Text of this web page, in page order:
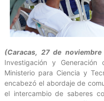
(Caracas, 27 de
Investigación y Generación
Ministerio para Ciencia y
encabezó el abordaje de
el intercambio de saberes